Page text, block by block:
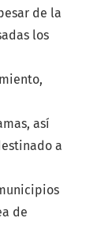
de la
los
así
a
de